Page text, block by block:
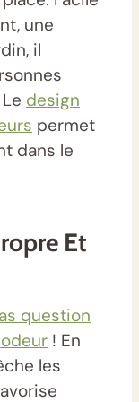
une
il
design
permet
dans le
Et
question
! En
les